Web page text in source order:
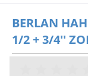
BERLAN
1/2 + 3/4''